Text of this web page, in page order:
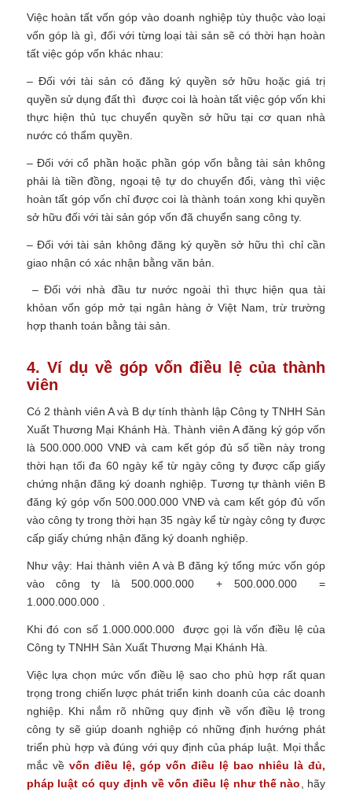
Việc hoàn tất vốn góp vào doanh nghiệp tùy thuộc vào loại
vốn góp là gì, đối với từng loại tài sản sẽ có thời hạn hoàn
tất việc góp vốn khác nhau:
– Đối với tài sản có đăng ký quyền sở hữu hoặc giá trị
quyền sử dụng đất thì được coi là hoàn tất việc góp vốn khi
thực hiện thủ tục chuyển quyền sở hữu tại cơ quan nhà
nước có thẩm quyền.
– Đối với cổ phần hoặc phần góp vốn bằng tài sản không
phải là tiền đồng, ngoại tệ tự do chuyển đổi, vàng thì việc
hoàn tất góp vốn chỉ được coi là thành toán xong khi quyền
sở hữu đối với tài sản góp vốn đã chuyển sang công ty.
– Đối với tài sản không đăng ký quyền sở hữu thì chỉ cần
giao nhận có xác nhận bằng văn bản.
–Đối với nhà đầu tư nước ngoài thì thực hiện qua tài
khỏan vốn góp mở tại ngân hàng ở Việt Nam, trừ trường
hợp thanh toán bằng tài sản.
4. Ví dụ về góp vốn điều lệ của thành
viên
Có 2 thành viên A và B dự tính thành lập Công ty TNHH Sản
Xuất Thương Mại Khánh Hà. Thành viên A đăng ký góp vốn
là 500.000.000 VNĐ và cam kết góp đủ số tiền này trong
thời hạn tối đa 60 ngày kể từ ngày công ty được cấp giấy
chứng nhận đăng ký doanh nghiệp. Tương tự thành viên B
đăng ký góp vốn 500.000.000 VNĐ và cam kết góp đủ vốn
vào công ty trong thời hạn 35 ngày kể từ ngày công ty được
cấp giấy chứng nhận đăng ký doanh nghiệp.
Như vậy: Hai thành viên A và B đăng ký tổng mức vốn góp
vào công ty là 500.000.000 + 500.000.000 =
1.000.000.000 .
Khi đó con số 1.000.000.000 được gọi là vốn điều lệ của
Công ty TNHH Sản Xuất Thương Mại Khánh Hà.
Việc lựa chọn mức vốn điều lệ sao cho phù hợp rất quan
trọng trong chiến lược phát triển kinh doanh của các doanh
nghiệp. Khi nắm rõ những quy định về vốn điều lệ trong
công ty sẽ giúp doanh nghiệp có những định hướng phát
triển phù hợp và đúng với quy định của pháp luật.
Mọi thắc
mắc về vốn điều lệ, góp vốn điều lệ bao nhiêu là đủ,
pháp luật có quy định về vốn điều lệ như thế nào , hãy